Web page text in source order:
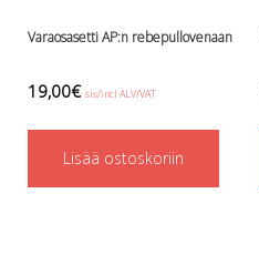
Puvut
Varaosasetti AP:n rebepullovenaan
19,00€ sis/incl ALV/VAT
Lisää ostoskoriin